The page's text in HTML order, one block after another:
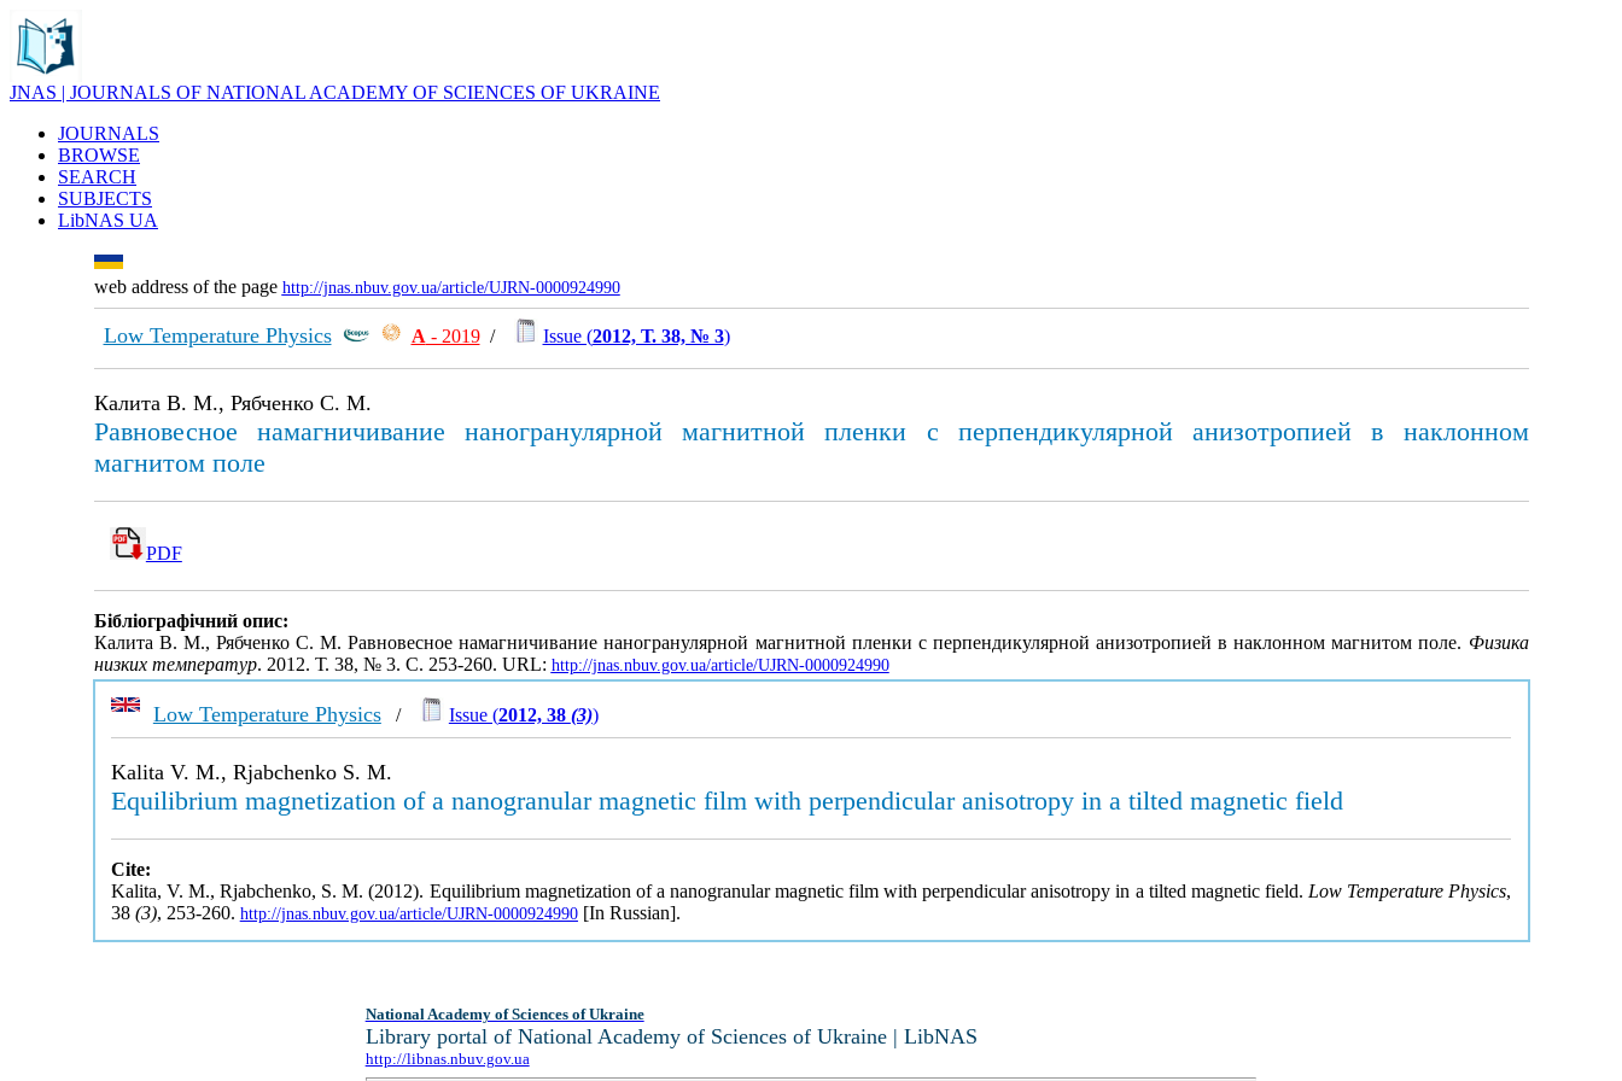
JNAS | JOURNALS OF NATIONAL ACADEMY OF SCIENCES OF UKRAINE
JOURNALS
BROWSE
SEARCH
SUBJECTS
LibNAS UA
web address of the page http://jnas.nbuv.gov.ua/article/UJRN-0000924990
Low Temperature Physics А - 2019/ Issue (2012, Т. 38, № 3)
Калита В. М., Рябченко С. М.
Равновесное намагничивание наногранулярной магнитной пленки с перпендикулярной анизотропией в наклонном
магнитом поле
PDF
Бібліографічний опис:
Калита В. М., Рябченко С. М. Равновесное намагничивание наногранулярной магнитной пленки с перпендикулярной анизотропией в наклонном магнитом поле. Физика
низких температур. 2012. Т. 38, № 3. С. 253-260. URL: http://jnas.nbuv.gov.ua/article/UJRN-0000924990
Low Temperature Physics/ Issue (2012, 38 (3))
Kalita V. M., Rjabchenko S. M.
Equilibrium magnetization of a nanogranular magnetic film with perpendicular anisotropy in a tilted magnetic field
Cite:
Kalita, V. M., Rjabchenko, S. M. (2012). Equilibrium magnetization of a nanogranular magnetic film with perpendicular anisotropy in a tilted magnetic field. Low Temperature Physics,
38 (3), 253-260. http://jnas.nbuv.gov.ua/article/UJRN-0000924990[In Russian].
National Academy of Sciences of Ukraine
Library portal of National Academy of Sciences of Ukraine | LibNAS
http://libnas.nbuv.gov.ua